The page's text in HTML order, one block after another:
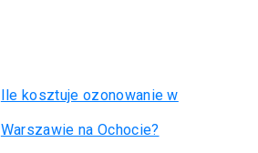
Ile kosztuje ozonowanie w
Warszawie na Ochocie?